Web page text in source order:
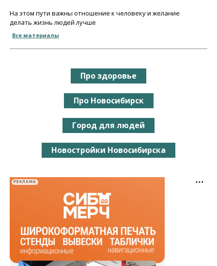
На этом пути важны отношение к человеку и желание
делать жизнь людей лучше
Все материалы
Про здоровье
Про Новосибирск
Город для людей
Новостройки Новосибирска
РЕКЛАМА